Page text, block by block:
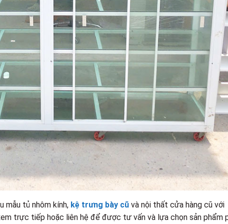
mẫu tủ nhôm kính, kệ trưng bày cũ và nội thất cửa hàng cũ với
trực tiếp hoặc liên hệ để được tư vấn và lựa chọn sản phẩm